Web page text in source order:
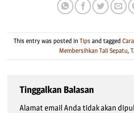
This entry was posted in Tips and tagged
Membersihkan Tali Sepatu,
Tinggalkan Balasan
Alamat email Anda tidak akan